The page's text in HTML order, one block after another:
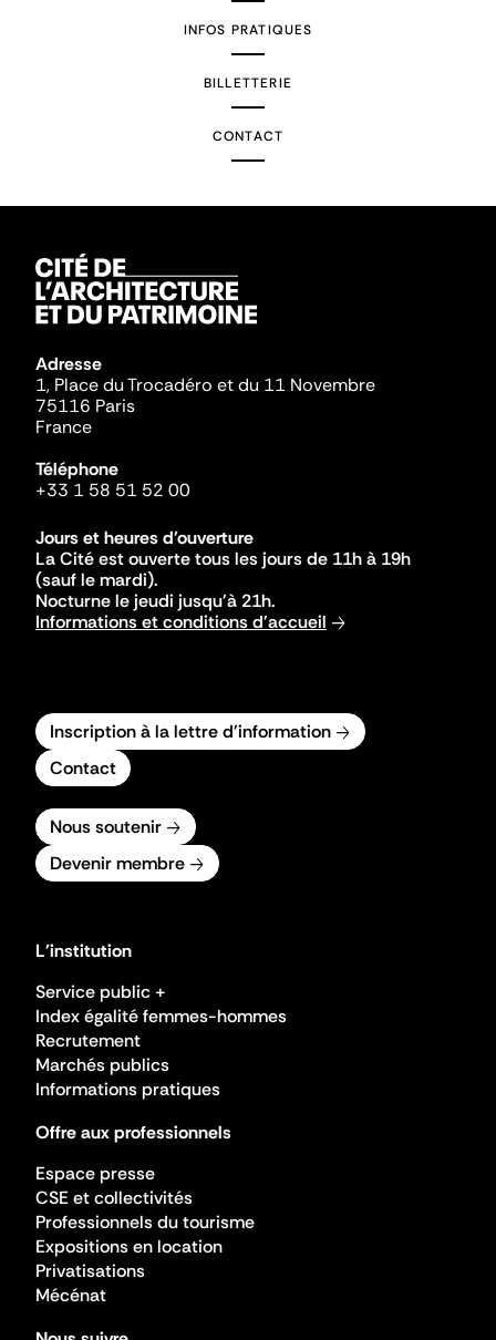
INFOS PRATIQUES
BILLETTERIE
CONTACT
Adresse
1, Place du Trocadéro et du 11 Novembre
75116 Paris
France
Téléphone
+33 1 58 51 52 00
Jours et heures d'ouverture
La Cité est ouverte tous les jours de 11h à 19h
(sauf le mardi).
Nocturne le jeudi jusqu'à 21h.
Informations et conditions d'accueil
Inscription à la lettre d'information
Contact
Nous soutenir
Devenir membre
L'institution
Service public +
Index égalité femmes-hommes
Recrutement
Marchés publics
Informations pratiques
Offre aux professionnels
Espace presse
CSE et collectivités
Professionnels du tourisme
Expositions en location
Privatisations
Mécénat